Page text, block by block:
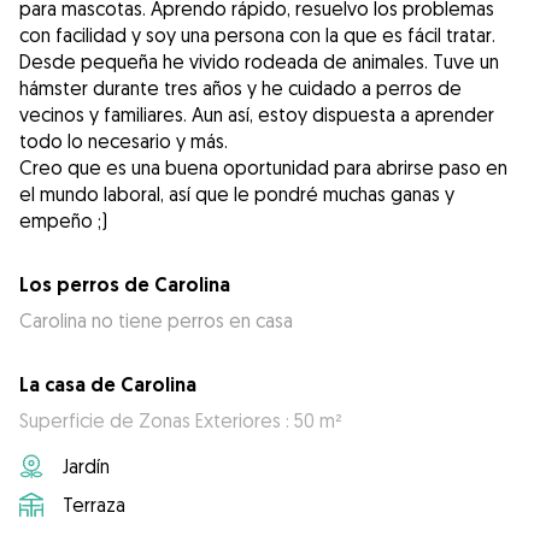
para mascotas. Aprendo rápido, resuelvo los problemas
con facilidad y soy una persona con la que es fácil tratar.
Desde pequeña he vivido rodeada de animales. Tuve un
hámster durante tres años y he cuidado a perros de
vecinos y familiares. Aun así, estoy dispuesta a aprender
todo lo necesario y más.
Creo que es una buena oportunidad para abrirse paso en
el mundo laboral, así que le pondré muchas ganas y
empeño ;)
Los perros de Carolina
Carolina no tiene perros en casa
La casa de Carolina
Superficie de Zonas Exteriores : 50 m²
Jardín
Terraza